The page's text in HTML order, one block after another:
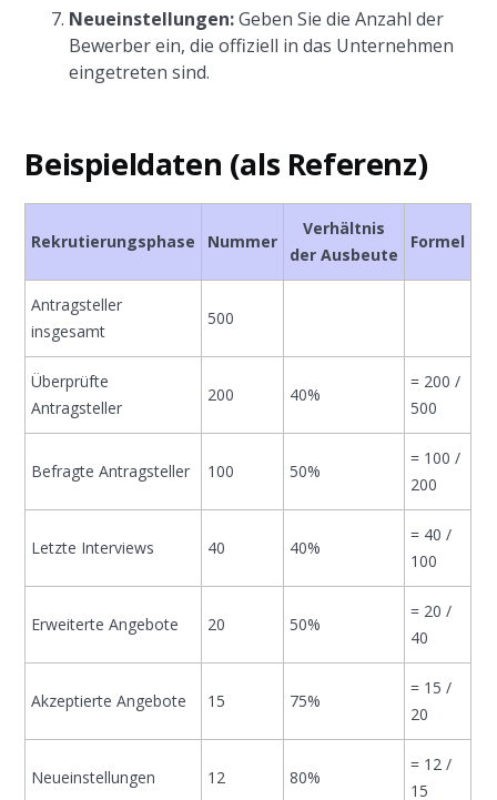
Neueinstellungen:Geben Sie die Anzahl der
Bewerber ein, die offiziell in das Unternehmen
eingetreten sind.
Beispieldaten (als Referenz)
Rekrutierungsphase Nummer
Verhältnis
der Ausbeute
Formel
Antragsteller
insgesamt
500
Überprüfte
Antragsteller
200 40%
= 200 /
500
Befragte Antragsteller 100 50%
= 100 /
200
Letzte Interviews 40 40%
= 40 /
100
Erweiterte Angebote 20 50%
= 20 /
40
Akzeptierte Angebote 15 75%
= 15 /
20
Neueinstellungen 12 80%
= 12 /
15